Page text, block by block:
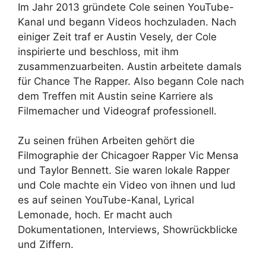
Im Jahr 2013 gründete Cole seinen YouTube-
Kanal und begann Videos hochzuladen. Nach
einiger Zeit traf er Austin Vesely, der Cole
inspirierte und beschloss, mit ihm
zusammenzuarbeiten. Austin arbeitete damals
für Chance The Rapper. Also begann Cole nach
dem Treffen mit Austin seine Karriere als
Filmemacher und Videograf professionell.
Zu seinen frühen Arbeiten gehört die
Filmographie der Chicagoer Rapper Vic Mensa
und Taylor Bennett. Sie waren lokale Rapper
und Cole machte ein Video von ihnen und lud
es auf seinen YouTube-Kanal, Lyrical
Lemonade, hoch. Er macht auch
Dokumentationen, Interviews, Showrückblicke
und Ziffern.